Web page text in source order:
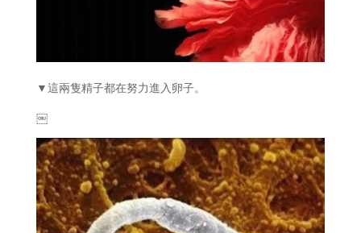
▼這兩隻精子都在努力進入卵子。
￼